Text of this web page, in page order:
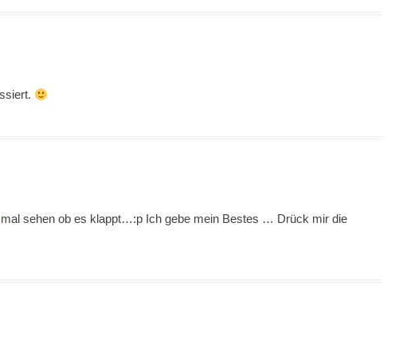
mal sehen ob es klappt…:p Ich gebe mein Bestes … Drück mir die